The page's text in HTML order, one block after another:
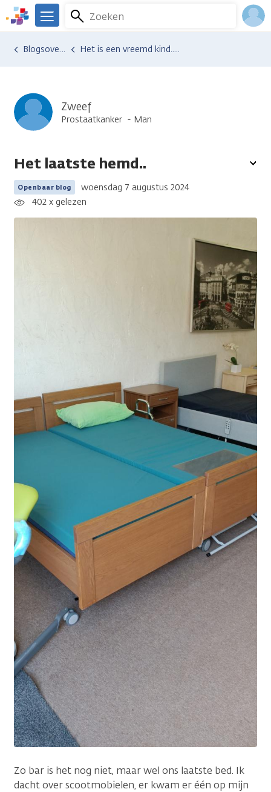
Overslaan
en
naar
We
er
Kanker.nl
Zoeken
Menu
Ervaringen van anderen
Blogsoverzicht Het is een vreemd kind.....
Zweef
Prostaatkanker Man
Het laatste hemd..
Openbaar blog
woensdag 7 augustus 2024
402 x gelezen
Zo bar is het nog niet, maar wel ons laatste bed. Ik
dacht over scootmobielen, er kwam er één op mijn